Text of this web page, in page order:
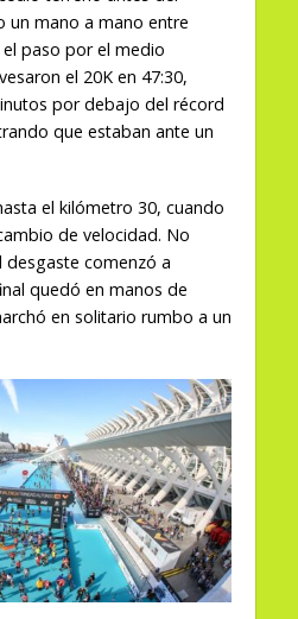
un mano a mano entre
el paso por el medio
el 20K en 47:30,
por debajo del récord
que estaban ante un
el kilómetro 30, cuando
de velocidad. No
desgaste comenzó a
quedó en manos de
en solitario rumbo a un